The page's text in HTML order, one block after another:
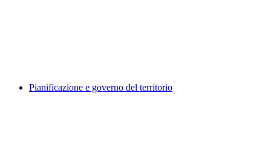
Pianificazione e governo del territorio